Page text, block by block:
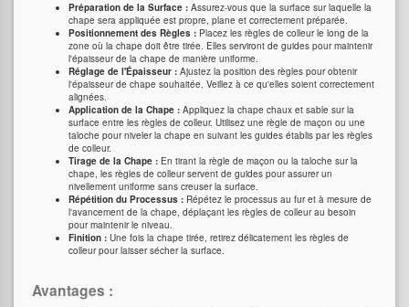
Préparation de la Surface : Assurez-vous que la surface sur laquelle la
chape sera appliquée est propre, plane et correctement préparée.
Positionnement des Règles : Placez les règles de colleur le long de la
zone où la chape doit être tirée. Elles serviront de guides pour maintenir
l'épaisseur de la chape de manière uniforme.
Réglage de l'Épaisseur : Ajustez la position des règles pour obtenir
l'épaisseur de chape souhaitée. Veillez à ce qu'elles soient correctement
alignées.
Application de la Chape : Appliquez la chape chaux et sable sur la
surface entre les règles de colleur. Utilisez une règle de maçon ou une
taloche pour niveler la chape en suivant les guides établis par les règles
de colleur.
Tirage de la Chape : En tirant la règle de maçon ou la taloche sur la
chape, les règles de colleur servent de guides pour assurer un
nivellement uniforme sans creuser la surface.
Répétition du Processus : Répétez le processus au fur et à mesure de
l'avancement de la chape, déplaçant les règles de colleur au besoin
pour maintenir le niveau.
Finition : Une fois la chape tirée, retirez délicatement les règles de
colleur pour laisser sécher la surface.
Avantages :